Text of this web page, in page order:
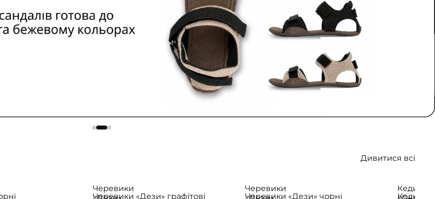
Дивитися всі
Черевики
Черевики «Дези» графітові
Черевики
Черевики «Дези» чорні
Кеди
ВЕГАН
Кеди